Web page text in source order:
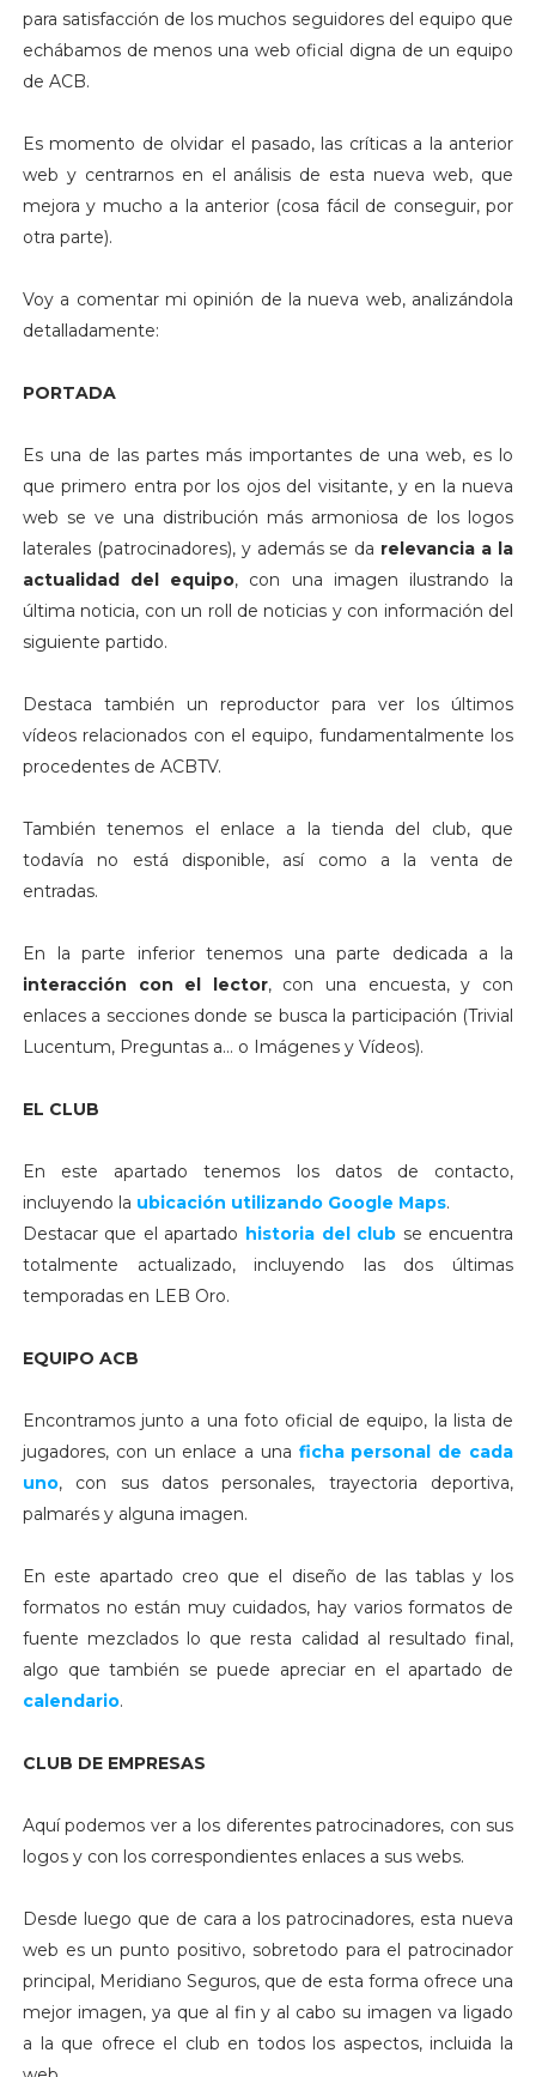
para satisfacción de los muchos seguidores del equipo que
echábamos de menos una web oficial digna de un equipo
de ACB.
Es momento de olvidar el pasado, las críticas a la anterior
web y centrarnos en el análisis de esta nueva web, que
mejora y mucho a la anterior (cosa fácil de conseguir, por
otra parte).
Voy a comentar mi opinión de la nueva web, analizándola
detalladamente:
PORTADA
Es una de las partes más importantes de una web, es lo
que primero entra por los ojos del visitante, y en la nueva
web se ve una distribución más armoniosa de los logos
laterales (patrocinadores), y además se da relevancia a la
actualidad del equipo, con una imagen ilustrando la
última noticia, con un roll de noticias y con información del
siguiente partido.
Destaca también un reproductor para ver los últimos
vídeos relacionados con el equipo, fundamentalmente los
procedentes de ACBTV.
También tenemos el enlace a la tienda del club, que
todavía no está disponible, así como a la venta de
entradas.
En la parte inferior tenemos una parte dedicada a la
interacción con el lector, con una encuesta, y con
enlaces a secciones donde se busca la participación (Trivial
Lucentum, Preguntas a... o Imágenes y Vídeos).
EL CLUB
En este apartado tenemos los datos de contacto,
incluyendo la ubicación utilizando Google Maps.
Destacar que el apartado historia del club se encuentra
totalmente actualizado, incluyendo las dos últimas
temporadas en LEB Oro.
EQUIPO ACB
Encontramos junto a una foto oficial de equipo, la lista de
jugadores, con un enlace a una ficha personal de cada
uno, con sus datos personales, trayectoria deportiva,
palmarés y alguna imagen.
En este apartado creo que el diseño de las tablas y los
formatos no están muy cuidados, hay varios formatos de
fuente mezclados lo que resta calidad al resultado final,
algo que también se puede apreciar en el apartado de
calendario.
CLUB DE EMPRESAS
Aquí podemos ver a los diferentes patrocinadores, con sus
logos y con los correspondientes enlaces a sus webs.
Desde luego que de cara a los patrocinadores, esta nueva
web es un punto positivo, sobretodo para el patrocinador
principal, Meridiano Seguros, que de esta forma ofrece una
mejor imagen, ya que al fin y al cabo su imagen va ligado
a la que ofrece el club en todos los aspectos, incluida la